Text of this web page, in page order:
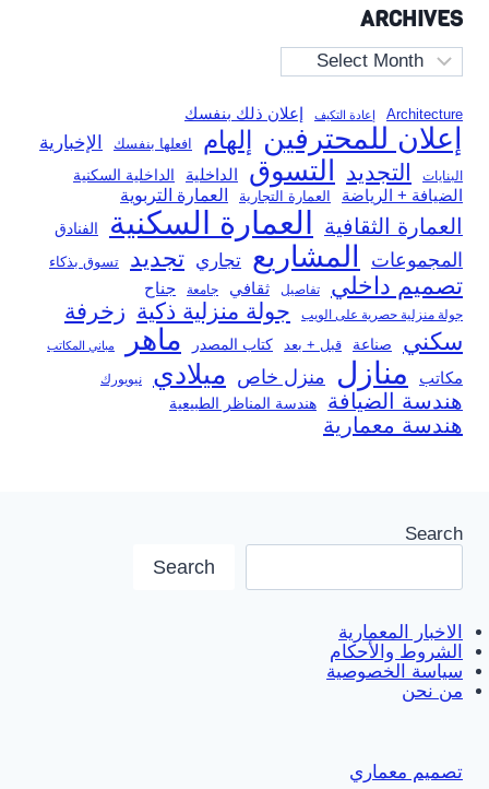
ARCHIVES
Archives
Architecture إعادة التكيف إعلان ذلك بنفسك
إعلان للمحترفين إلهام افعلها بنفسك الإخبارية
البنايات التجديد التسوق الداخلية الداخلية السكنية
الضيافة + الرياضة العمارة التجارية العمارة التربوية
العمارة الثقافية العمارة السكنية الفنادق
المجموعات المشاريع تجاري تجديد تسوق بذكاء
تصميم داخلي تفاصيل ثقافي جامعة جناح
جولة منزلية حصرية على الويب جولة منزلية ذكية زخرفة
سكني صناعة قبل + بعد كتاب المصدر ماهر مباني المكاتب
مكاتب منازل منزل خاص ميلادي نيويورك
هندسة الضيافة هندسة المناظر الطبيعية
هندسة معمارية
Search
Search
الاخبار المعمارية
الشروط والأحكام
سياسة الخصوصية
من نحن
تصميم معماري